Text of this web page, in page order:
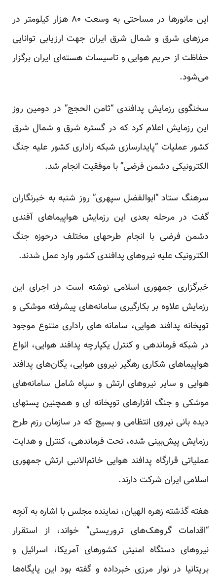
این مانور‌ها در مساحتی به وسعت ۸۰ هزار کیلومتر در
مرزهای شرق و شمال شرق ایران جهت ارزیابی توانایی
حفاظت از حریم هوایی و تاسیسات هسته‌ای ایران برگزار
می‌شود.
سخنگوی رزمایش پدافندی “ثامن الحجج” در دومین روز
این رزمایش اعلام کرد که در گستره شرق و شمال شرق
کشور عملیات “پایدارسازی شبکه راداری کشور علیه جنگ
الکترونیکی دشمن فرضی” با موفقیت انجام شد.
سرهنگ ستاد “ابوالفضل سپهری” روز شنبه به خبرنگاران
گفت در مرحله بعدی این رزمایش هواپیماهای آفندی
دشمن فرضی با انجام طرحهای مختلف درحوزه جنگ
الکترونیک علیه نیروهای پدافندی کشور وارد عمل شدند.
خبرگزاری جمهوری اسلامی نوشته است در اجرای این
رزمایش علاوه بر بکارگیری سامانه‌های پیشرفته‌ موشکی و
توپخانه‌ پدافند هوایی، سامانه ‌های راداری متنوع موجود
در شبکه فرماندهی و کنترل یکپارچه پدافند هوایی، انواع
هواپیماهای شکاری رهگیر نیروی هوایی، یگان‌های پدافند
هوایی و سایر نیروهای ارتش و سپاه شامل سامانه‌های
موشکی و جنگ‌ افزارهای توپخانه ‌ای و همچنین پستهای
دیده‌ بانی نیروی انتظامی و بسیج که در سازمان رزم طرح
رزمایش پیش‌بینی شده، تحت فرماندهی، کنترل و هدایت
عملیاتی قرارگاه پدافند هوایی خاتم‌الانبی ارتش جمهوری
اسلامی ایران شرکت دارند.
هفته گذشته زهره الهیان، نماینده مجلس با اشاره به آنچه
“اقدامات گروهک‌های تروریستی” خواند، از استقرار
نیروهای دستگاه امنیتی کشورهای آمریکا، اسرائیل و
بریتانیا در نوار مرزی خبرداده و گفته بود این پایگاه‌ها